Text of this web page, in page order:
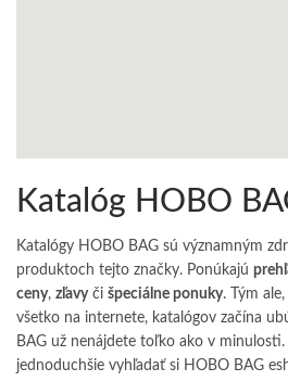
Katalóg HOBO
Katalógy HOBO BAG sú významným
produktoch tejto značky. Ponúkajú
ceny, zľavyči špeciálne ponuky. Tým
všetko na internete, katalógov začína
BAG už nenájdete toľko ako v minulosti.
jednoduchšie vyhľadať si HOBO BAG